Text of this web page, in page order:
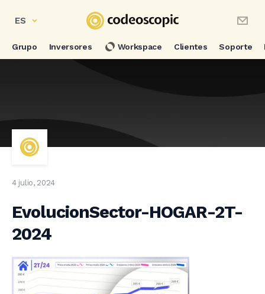
ES
Grupo Inversores Workspace Clientes Soporte
4 julio, 2024
EvolucionSector-HOGAR-2T-
2024